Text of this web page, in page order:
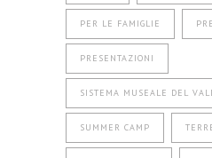
PER LE FAMIGLIE
PRESENTAZIONI
SISTEMA MUSEALE DEL
SUMMER CAMP